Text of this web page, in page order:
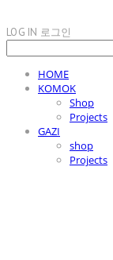
LOG IN 로그인
HOME
KOMOK
Shop
Projects
GAZI
shop
Projects